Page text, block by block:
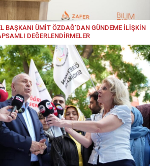
BAŞKANI ÜMİT ÖZDAĞ’DAN GÜNDEME İLİŞKİN
DEĞERLENDİRMELER